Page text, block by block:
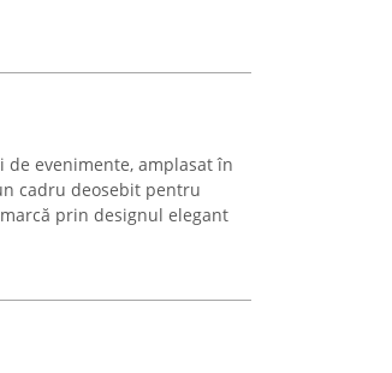
evenimente, amplasat în
cadru deosebit pentru
prin designul elegant